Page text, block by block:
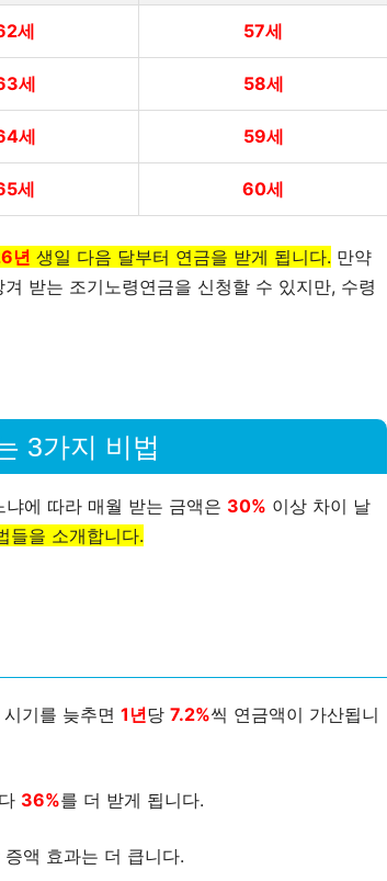
세 57세
세 58세
세 59세
세 60세
년 생일 다음 달부터 연금을 받게 됩니다. 만약
겨 받는 조기노령연금을 신청할 수 있지만, 수령
3가지 비법
에 따라 매월 받는 금액은 30% 이상 차이 날
들을 소개합니다.
기를 늦추면 1년당 7.2%씩 연금액이 가산됩니
36%를 더 받게 됩니다.
액 효과는 더 큽니다.